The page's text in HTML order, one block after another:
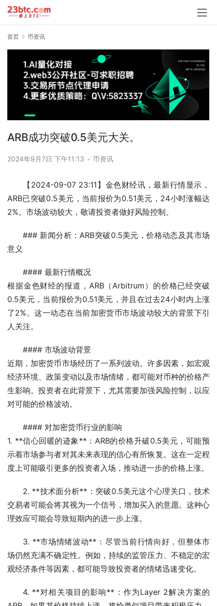
首页 币资讯
ARB成功突破0.5美元大关。
2024年9月7日 下午11:13 • 币资讯
【2024-09-07 23:11】金色财经讯，最新行情显示，
ARB已突破0.5美元，当前报价为0.51美元，24小时涨幅达
2%。市场波动较大，敬请投资者做好风险控制。
### 新闻分析：ARB突破0.5美元，价格动态及其市场
意义
#### 最新行情概况
根据金色财经的报道，ARB（Arbitrum）的价格已经突破
0.5美元，当前报价为0.51美元，并且在过去24小时内上涨
了2%。这一动态在当前加密货币市场波动较大的背景下引
人关注。
#### 市场波动背景
近期，加密货币市场经历了一系列波动。许多因素，如宏观
经济环境、政策变动以及市场情绪，都可能对币种的价格产
生影响。投资者在此背景下，尤其需要加强风险控制，以应
对可能的价格波动。
#### 对加密货币行业的影响
1. **信心回暖的迹象**：ARB的价格升破0.5美元，可能预
示着市场参与者对其未来表现的信心有所恢复。这在一定程
度上可能吸引更多的投资者入场，推动进一步的价格上涨。
2. **技术面分析**：突破0.5美元这个心理关口，技术
交易者可能会将其视为一个信号，增加买入的意愿。这种心
理效应可能会导致短期内的进一步上涨。
3. **市场情绪波动**：尽管当前行情向好，但整体市
场仍然充满不确定性。例如，持续的监管压力、不稳定的宏
观经济条件等因素，都可能导致投资者的情绪迅速变化。
4. **对相关项目的影响**：作为Layer 2解决方案的